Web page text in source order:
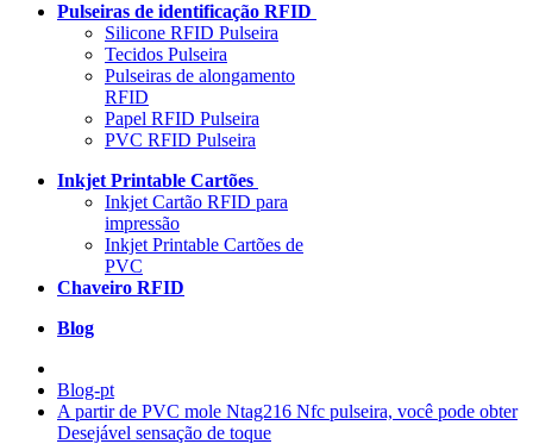
Pulseiras de identificação RFID
Silicone RFID Pulseira
Tecidos Pulseira
Pulseiras de alongamento
RFID
Papel RFID Pulseira
PVC RFID Pulseira
Inkjet Printable Cartões
Inkjet Cartão RFID para
impressão
Inkjet Printable Cartões de
PVC
Chaveiro RFID
Blog
Blog-pt
A partir de PVC mole Ntag216 Nfc pulseira, você pode obter
Desejável sensação de toque